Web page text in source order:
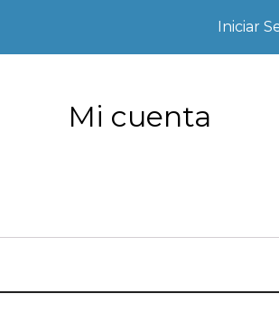
Iniciar
Mi cuenta